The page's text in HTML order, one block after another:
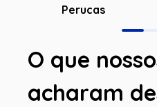
Perucas
O que
acharam